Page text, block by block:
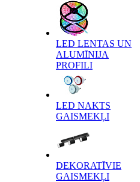
LED LENTAS UN
ALUMĪNIJA
PROFILI
LED NAKTS
GAISMEKĻI
DEKORATĪVIE
GAISMEKĻI